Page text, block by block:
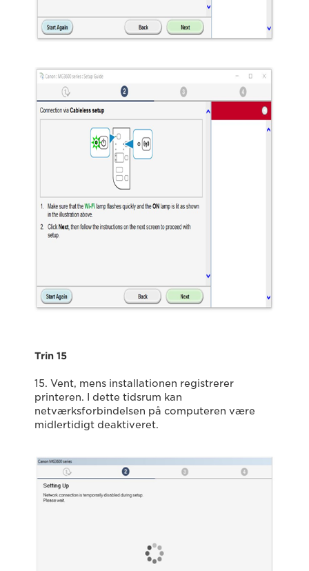
Trin 15
15. Vent, mens installationen registrerer
printeren. I dette tidsrum kan
netværksforbindelsen på computeren være
midlertidigt deaktiveret.